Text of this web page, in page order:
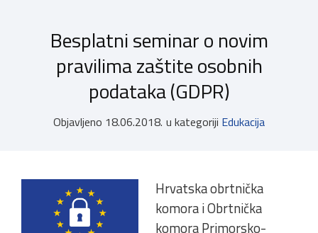
Besplatni seminar o novim
pravilima zaštite osobnih
podataka (GDPR)
Objavljeno 18.06.2018. u kategoriji Edukacija
Hrvatska obrtnička
komora i Obrtnička
komora Primorsko-